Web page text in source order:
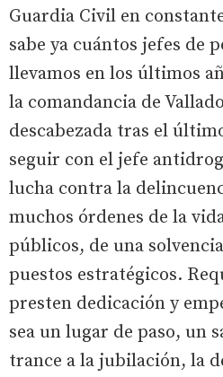
Guardia Civil en
sabe ya cuántos jefes de
llevamos en los últimos
la comandancia de
descabezada tras el
seguir con el jefe
lucha contra la
muchos órdenes de la
públicos, de una
puestos estratégicos.
presten dedicación y
sea un lugar de paso, un
trance a la jubilación, la